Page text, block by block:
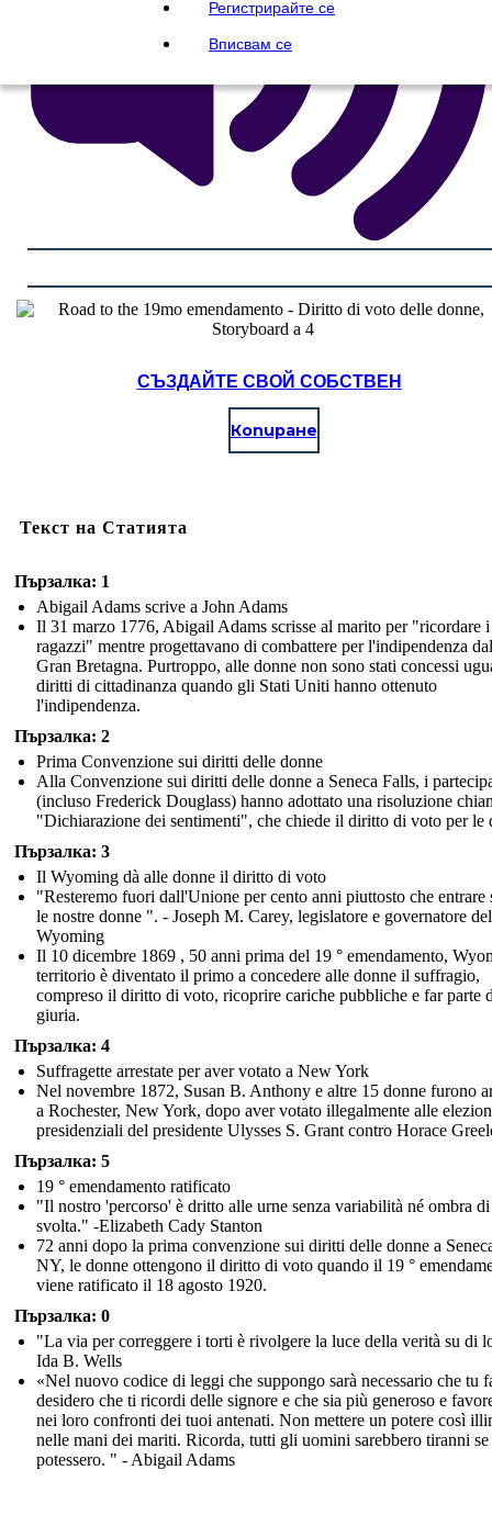
Регистрирайте се
Вписвам се
СЪЗДАЙТЕ СВОЙ СОБСТВЕН
Копиране
Текст на Статията
Пързалка: 1
Abigail Adams scrive a John Adams
Il 31 marzo 1776, Abigail Adams scrisse al marito per "ricordare i
ragazzi" mentre progettavano di combattere per l'indipendenza
Gran Bretagna. Purtroppo, alle donne non sono stati concessi
diritti di cittadinanza quando gli Stati Uniti hanno ottenuto
l'indipendenza.
Пързалка: 2
Prima Convenzione sui diritti delle donne
Alla Convenzione sui diritti delle donne a Seneca Falls, i
(incluso Frederick Douglass) hanno adottato una risoluzione
"Dichiarazione dei sentimenti", che chiede il diritto di voto per le
Пързалка: 3
Il Wyoming dà alle donne il diritto di voto
"Resteremo fuori dall'Unione per cento anni piuttosto che entrare
le nostre donne ". - Joseph M. Carey, legislatore e governatore del
Wyoming
Il 10 dicembre 1869 , 50 anni prima del 19 ° emendamento,
territorio è diventato il primo a concedere alle donne il suffragio,
compreso il diritto di voto, ricoprire cariche pubbliche e far parte
giuria.
Пързалка: 4
Suffragette arrestate per aver votato a New York
Nel novembre 1872, Susan B. Anthony e altre 15 donne furono
a Rochester, New York, dopo aver votato illegalmente alle
presidenziali del presidente Ulysses S. Grant contro Horace
Пързалка: 5
19 ° emendamento ratificato
"Il nostro 'percorso' è dritto alle urne senza variabilità né ombra di
svolta." -Elizabeth Cady Stanton
72 anni dopo la prima convenzione sui diritti delle donne a
NY, le donne ottengono il diritto di voto quando il 19 °
viene ratificato il 18 agosto 1920.
Пързалка: 0
"La via per correggere i torti è rivolgere la luce della verità su di
Ida B. Wells
«Nel nuovo codice di leggi che suppongo sarà necessario che tu
desidero che ti ricordi delle signore e che sia più generoso e
nei loro confronti dei tuoi antenati. Non mettere un potere così
nelle mani dei mariti. Ricorda, tutti gli uomini sarebbero tiranni se
potessero. " - Abigail Adams